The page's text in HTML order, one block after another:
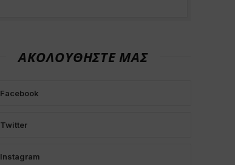
ΑΚΟΛΟΥΘΗΣΤΕ ΜΑΣ
Facebook
Twitter
Instagram